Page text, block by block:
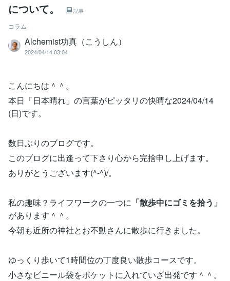
について。
記事
コラム
Alchemist功真（こうしん）
2024/04/14 03:04
こんにちは＾＾。
本日「日本晴れ」の言葉がピッタリの快晴な2024/04/14
(日)です。
数日ぶりのブログです。
このブログに出逢って下さり心から完捨申し上げます。
ありがとうございます(^-^)/。
私の趣味？ライフワークの一つに 「散歩中にゴミを拾う」
があります＾＾。
今朝も近所の神社とお不動さんに散歩に行きました。
ゆっくり歩いて1時間位の丁度良い散歩コースです。
小さなビニール袋をポケットに入れていざ出発です＾＾。